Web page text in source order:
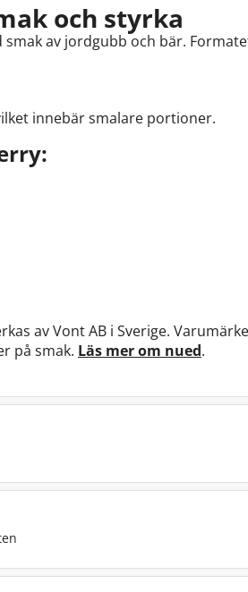
och styrka
av jordgubb och bär.
innebär smalare portioner.
av Vont AB i Sverige.
på smak. Läs mer om nued.